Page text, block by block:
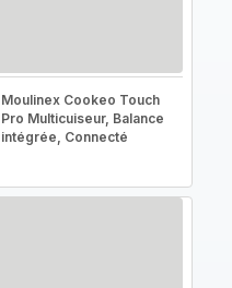
Moulinex Cookeo Touch
Pro Multicuiseur, Balance
intégrée, Connecté